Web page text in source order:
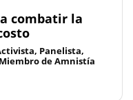
combatir la
Panelista,
de Amnistía